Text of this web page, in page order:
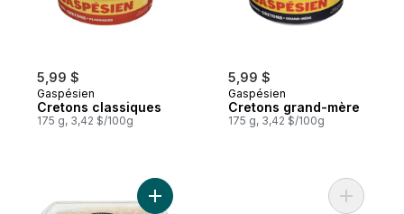
5,99 $
Gaspésien
Cretons classiques
175 g, 3,42 $/100g
5,99 $
Gaspésien
Cretons grand-mère
175 g, 3,42 $/100g
Ajouter Cretons grand-mère au panier
Ajouter